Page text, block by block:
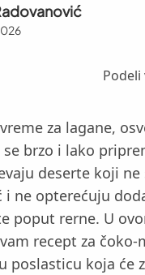
Podeli
za lagane,
brzo i lako
deserte koji ne
i ne opterećuju
poput rerne. U
recept za čoko-
poslasticu koja će